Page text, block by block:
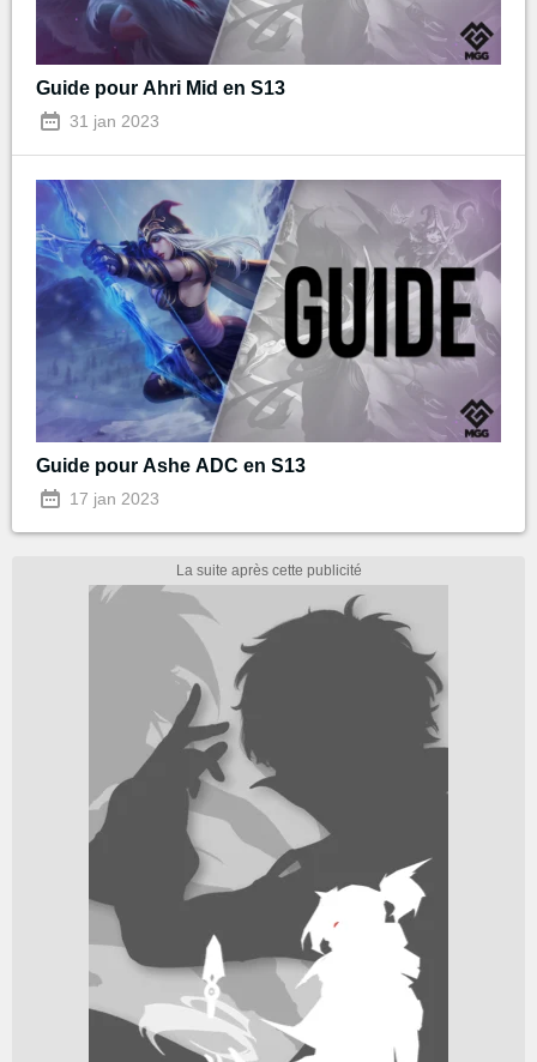
Guide pour Ahri Mid en S13
31 jan 2023
Guide pour Ashe ADC en S13
17 jan 2023